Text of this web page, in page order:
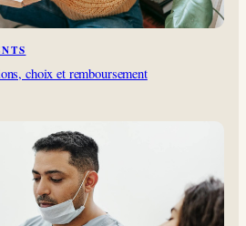
choix et remboursement